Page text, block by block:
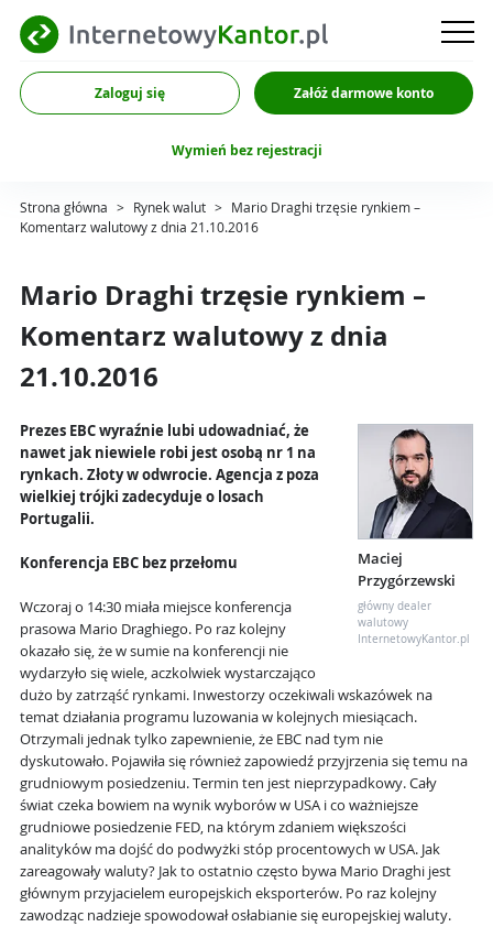
Zaloguj się Załóż darmowe konto
Wymień bez rejestracji
Strona główna > Rynek walut > Mario Draghi trzęsie rynkiem –
Komentarz walutowy z dnia 21.10.2016
Mario Draghi trzęsie rynkiem –
Komentarz walutowy z dnia
21.10.2016
Maciej
Przygórzewski
główny dealer
walutowy
InternetowyKantor.pl
Prezes EBC wyraźnie lubi udowadniać, że
nawet jak niewiele robi jest osobą nr 1 na
rynkach. Złoty w odwrocie. Agencja z poza
wielkiej trójki zadecyduje o losach
Portugalii.
Konferencja EBC bez przełomu
Wczoraj o 14:30 miała miejsce konferencja
prasowa Mario Draghiego. Po raz kolejny
okazało się, że w sumie na konferencji nie
wydarzyło się wiele, aczkolwiek wystarczająco
dużo by zatrząść rynkami. Inwestorzy oczekiwali wskazówek na
temat działania programu luzowania w kolejnych miesiącach.
Otrzymali jednak tylko zapewnienie, że EBC nad tym nie
dyskutowało. Pojawiła się również zapowiedź przyjrzenia się temu na
grudniowym posiedzeniu. Termin ten jest nieprzypadkowy. Cały
świat czeka bowiem na wynik wyborów w USA i co ważniejsze
grudniowe posiedzenie FED, na którym zdaniem większości
analityków ma dojść do podwyżki stóp procentowych w USA. Jak
zareagowały waluty? Jak to ostatnio często bywa Mario Draghi jest
głównym przyjacielem europejskich eksporterów. Po raz kolejny
zawodząc nadzieje spowodował osłabianie się europejskiej waluty.